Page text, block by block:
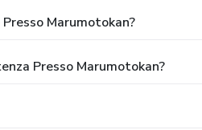
Marumotokan?
Presso Marumotokan?